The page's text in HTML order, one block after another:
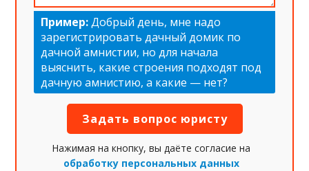
Пример:Добрый день, мне надо
зарегистрировать дачный домик по
дачной амнистии, но для начала
выяснить, какие строения подходят под
дачную амнистию, а какие — нет?
Нажимая на кнопку, вы даёте согласие на
обработку персональных данных